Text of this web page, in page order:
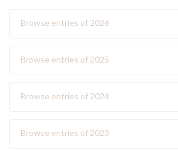
Browse entries of 2026
Browse entries of 2025
Browse entries of 2024
Browse entries of 2023